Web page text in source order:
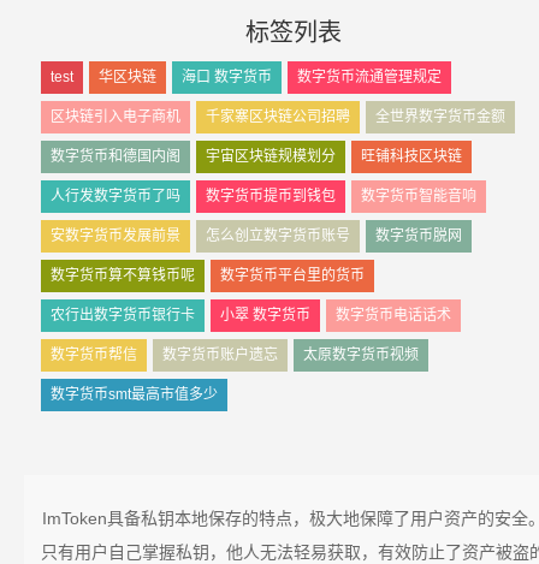
标签列表
test 华区块链 海口 数字货币 数字货币流通管理规定
区块链引入电子商机 千家寨区块链公司招聘 全世界数字货币金额
数字货币和德国内阁 宇宙区块链规模划分 旺铺科技区块链
人行发数字货币了吗 数字货币提币到钱包 数字货币智能音响
安数字货币发展前景 怎么创立数字货币账号 数字货币脱网
数字货币算不算钱币呢 数字货币平台里的货币
农行出数字货币银行卡 小翠 数字货币 数字货币电话话术
数字货币帮信 数字货币账户遗忘 太原数字货币视频
数字货币smt最高市值多少
ImToken具备私钥本地保存的特点，极大地保障了用户资产的安全
只有用户自己掌握私钥，他人无法轻易获取，有效防止了资产被盗